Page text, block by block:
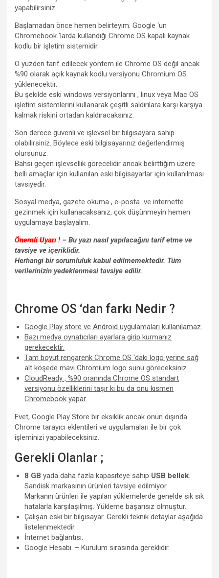
yapabilirsiniz.
Başlamadan önce hemen belirteyim. Google ‘un
Chromebook ‘larda kullandığı Chrome OS kapalı kaynak
kodlu bir işletim sistemidir.
O yüzden tarif edilecek yöntem ile Chrome OS değil ancak
%90 olarak açık kaynak kodlu versiyonu Chromium OS
yüklenecektir.
Bu şekilde eski windows versiyonlarını , linux veya Mac OS
işletim sistemlerini kullanarak çeşitli saldırılara karşı karşıya
kalmak riskini ortadan kaldıracaksınız.
Son derece güvenli ve işlevsel bir bilgisayara sahip
olabilirsiniz. Böylece eski bilgisayarınız değerlendirmiş
olursunuz.
Bahsi geçen işlevsellik görecelidir ancak belirttiğim üzere
belli amaçlar için kullanılan eski bilgisayarlar için kullanılması
tavsiyedir.
Sosyal medya, gazete okuma , e-posta ve internette
gezinmek için kullanacaksanız, çok düşünmeyin hemen
uygulamaya başlayalım.
Önemli Uyarı !– Bu yazı nasıl yapılacağını tarif etme ve
tavsiye ve içeriklidir.
Herhangi bir sorumluluk kabul edilmemektedir. Tüm
verilerinizin yedeklenmesi tavsiye edilir.
Chrome OS ‘dan farkı Nedir ?
Google Play store ve Android uygulamaları kullanılamaz.
Bazı medya oynatıcıları ayarlara girip kurmanız
gerekecektir.
Tam boyut rengarenk Chrome OS ‘daki logo yerine sağ
alt köşede mavi Chromium logo sunu göreceksiniz.
CloudReady , %90 oranında Chrome OS standart
versiyonu özelliklerini taşır ki bu da onu kısmen
Chromebook yapar.
Evet, Google Play Store bir eksiklik ancak onun dışında
Chrome tarayıcı eklentileri ve uygulamaları ile bir çok
işleminizi yapabileceksiniz.
Gerekli Olanlar ;
8 GB yada daha fazla kapasiteye sahip USB bellek
Sandisk markasının ürünleri tavsiye edilmiyor.
Markanın ürünleri ile yapılan yüklemelerde genelde sık sık
hatalarla karşılaşılmış. Yükleme başarısız olmuştur.
Çalışan eski bir bilgisayar. Gerekli teknik detaylar aşağıda
listelenmektedir.
İnternet bağlantısı.
Google Hesabı. – Kurulum sırasında gereklidir.